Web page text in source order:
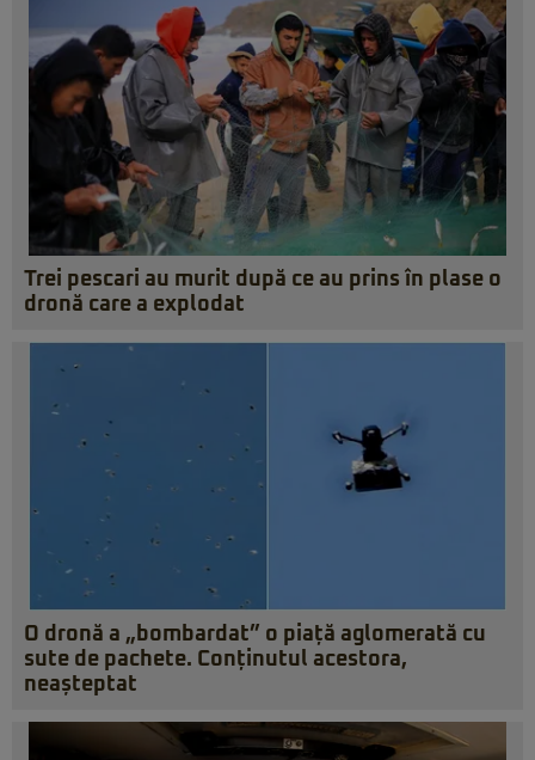
Trei pescari au murit după ce au prins în plase o
dronă care a explodat
O dronă a „bombardat” o piață aglomerată cu
sute de pachete. Conținutul acestora,
neașteptat